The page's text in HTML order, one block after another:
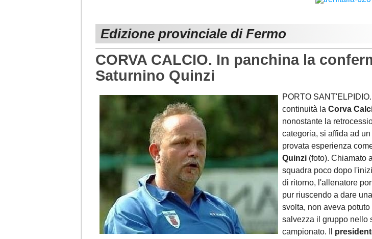
Edizione provinciale di Fermo
CORVA CALCIO. In panchina la
Saturnino Quinzi
PORTO
continuità la Corva
nonostante la
categoria, si affida ad
provata esperienza
Quinzi (foto). Chiamato
squadra poco dopo
di ritorno, l'allenatore
pur riuscendo a dare
svolta, non aveva
salvezza il gruppo nello
campionato. Il